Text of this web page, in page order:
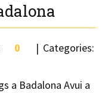
0
Categories:
a Badalona Avui a